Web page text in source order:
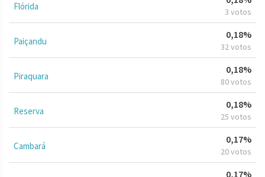
Flórida 3 votos
Paiçandu
0,18%
32 votos
Piraquara
0,18%
80 votos
Reserva
0,18%
25 votos
Cambará
0,17%
20 votos
0,17%